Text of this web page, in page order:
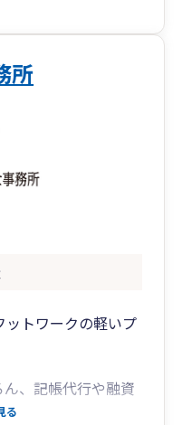
所
トワークの軽いプ
、記帳代行や融資
た経営者
る